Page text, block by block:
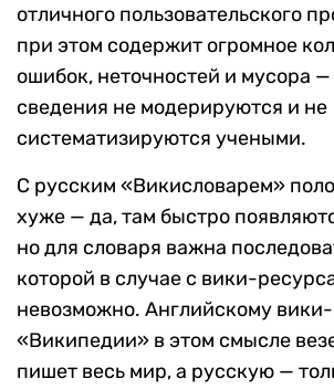
отличного пользовательского
при этом содержит огромное
ошибок, неточностей и мусора —
сведения не модерируются и не
систематизируются учеными.
С русским «Викисловарем»
хуже — да, там быстро
но для словаря важна
которой в случае с вики-
невозможно. Английскому
«Википедии» в этом смысле
пишет весь мир, а русскую —